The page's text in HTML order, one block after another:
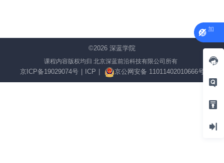
©2026 深蓝学院
课程内容版权均归 北京深蓝前沿科技有限公司所有
京ICP备19029074号 ICP 京公网安备 11011402010666号